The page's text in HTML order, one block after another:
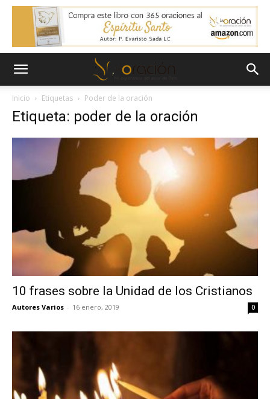
Inicio Etiquetas Poder de la oración
Etiqueta: poder de la oración
10 frases sobre la Unidad de los Cristianos
Autores Varios - 16 enero, 2019 0